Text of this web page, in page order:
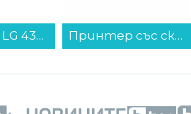
Телевизор LG 43NANO80A3B , 108 см, 3840x2160 UHD-4K , 43 inch, LED , Smart TV , Web Os... Принтер със скенер Xerox WORKCENTRE 3025BI 3 IN 1 , Лазерен...